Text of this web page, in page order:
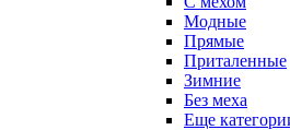
Модные
Прямые
Приталенные
Зимние
Без меха
Еще